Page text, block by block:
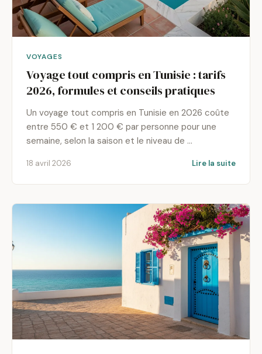
VOYAGES
Voyage tout compris en Tunisie : tarifs
2026, formules et conseils pratiques
Un voyage tout compris en Tunisie en 2026 coûte
entre 550 € et 1 200 € par personne pour une
semaine, selon la saison et le niveau de …
18 avril 2026 Lire la suite